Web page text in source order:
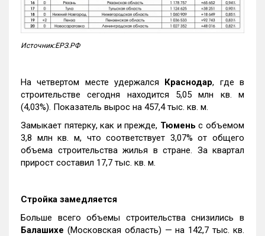
Источник:ЕРЗ.РФ
На четвертом месте удержался Краснодар, где в
строительстве сегодня находится 5,05 млн кв. м
(4,03%). Показатель вырос на 457,4 тыс. кв. м.
Замыкает пятерку, как и прежде, Тюмень с объемом
3,8 млн кв. м, что соответствует 3,07% от общего
объема строительства жилья в стране. За квартал
прирост составил 17,7 тыс. кв. м.
Стройка замедляется
Больше всего объемы строительства снизились в
Балашихе (Московская область) — на 142,7 тыс. кв.